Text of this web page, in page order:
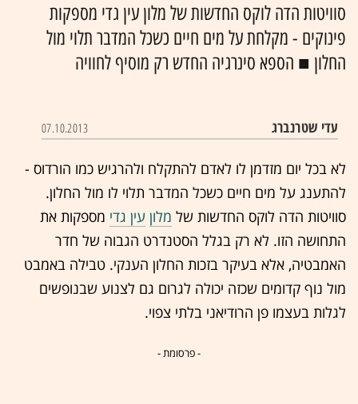
סוויטות הדה לוקס החדשות של מלון עין גדי מספקות
פינוקים - מקלחת על מים חיים כשכל המדבר תלוי מול
החלון ■ הספא סינרגיה החדש רק מוסיף לחוויה
עדי שטרנברג 07.10.2013
לא בכל יום מזדמן לו לאדם להתקלח ולהרגיש כמו הורדוס -
להתענג על מים חיים כשכל המדבר תלוי לו מול החלון.
סוויטות הדה לוקס החדשות של מלון עין גדי מספקות את
התחושה הזו. לא רק בגלל הסטנדרט הגבוה של חדר
האמבטיה, אלא בעיקר בזכות החלון הענקי. טבילה באמבט
מול נוף קדומים שכזה יכולה לגרום גם לצנוע שבנופשים
לגלות בעצמו פן הרודיאני בלתי צפוי.
- פרסומת -